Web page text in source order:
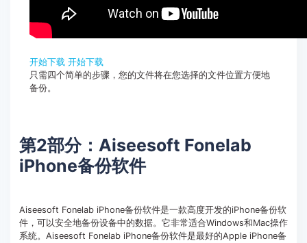
开始下载 开始下载
只需四个简单的步骤，您的文件将在您选择的文件位置方便地
备份。
第2部分：Aiseesoft Fonelab
iPhone备份软件
Aiseesoft Fonelab iPhone备份软件是一款高度开发的iPhone备份软
件，可以安全地备份设备中的数据。它非常适合Windows和Mac操作
系统。Aiseesoft Fonelab iPhone备份软件是最好的Apple iPhone备